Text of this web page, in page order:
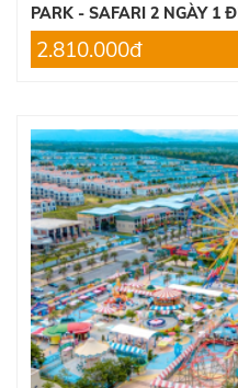
2.600.000đ
PARK - SAFARI 2 NGÀY 1
2.810.000đ